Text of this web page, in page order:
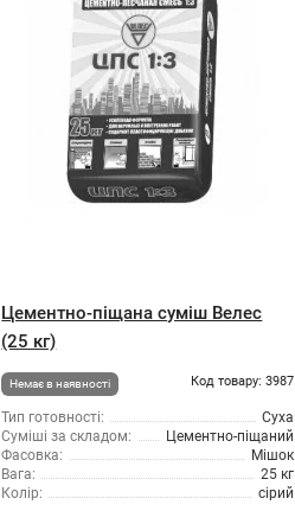
Цементно-піщана суміш Велес
(25 кг)
Немає в наявності Код товару: 3987
Тип готовності:
Суха
Суміші за складом:
Цементно-піщаний
Фасовка:
Мішок
Вага:
25 кг
Колір:
сірий